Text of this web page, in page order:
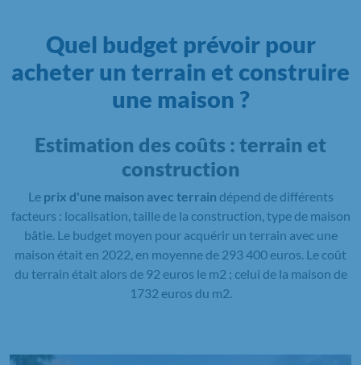
Quel budget prévoir pour
acheter un terrain et construire
une maison ?
Estimation des coûts : terrain et
construction
Le prix d'une maison avec terrain dépend de différents
facteurs : localisation, taille de la construction, type de maison
bâtie. Le budget moyen pour acquérir un terrain avec une
maison était en 2022, en moyenne de 293 400 euros. Le coût
du terrain était alors de 92 euros le m2 ; celui de la maison de
1732 euros du m2.